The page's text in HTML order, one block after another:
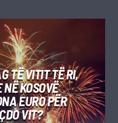
TË VITIT TË RI,
KOSOVË
EURO PËR
VIT?